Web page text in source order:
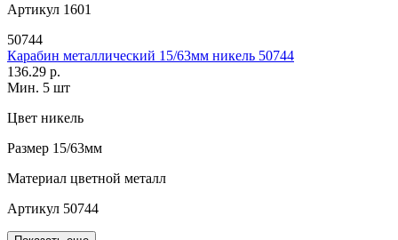
Артикул 1601
50744
Карабин металлический 15/63мм никель 50744
136.29 р.
Мин. 5 шт
Цвет никель
Размер 15/63мм
Материал цветной металл
Артикул 50744